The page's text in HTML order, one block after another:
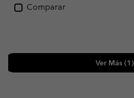
Comparar
Ver Más (1)